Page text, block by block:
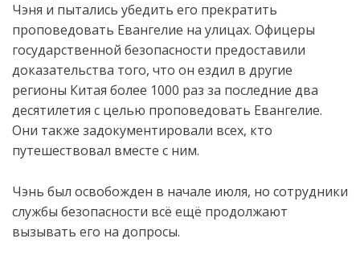
Чэня и пытались убедить его прекратить
проповедовать Евангелие на улицах. Офицеры
государственной безопасности предоставили
доказательства того, что он ездил в другие
регионы Китая более 1000 раз за последние два
десятилетия с целью проповедовать Евангелие.
Они также задокументировали всех, кто
путешествовал вместе с ним.
Чэнь был освобожден в начале июля, но сотрудники
службы безопасности всё ещё продолжают
вызывать его на допросы.